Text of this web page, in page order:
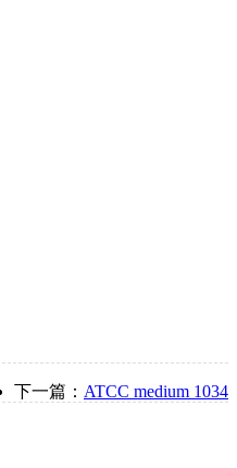
下一篇： ATCC medium 1034